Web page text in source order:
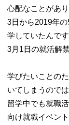
心配なことがあ
3日から2019年
学していたんで
3月1日の就活解
学びたいことの
いてしまうので
留学中でも就職
向け就職イベン